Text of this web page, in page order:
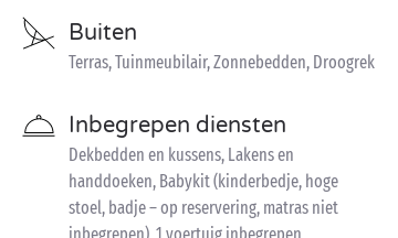
Buiten
Terras, Tuinmeubilair, Zonnebedden, Droogrek
Inbegrepen diensten
Dekbedden en kussens, Lakens en
handdoeken, Babykit (kinderbedje, hoge
stoel, badje – op reservering, matras niet